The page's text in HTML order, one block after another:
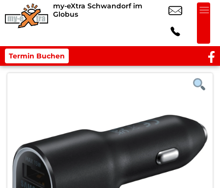
my-eXtra Schwandorf im
Globus
Termin Buchen